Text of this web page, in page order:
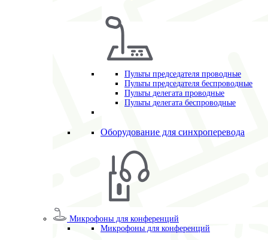
Пульты председателя проводные
Пульты председателя беспроводные
Пульты делегата проводные
Пульты делегата беспроводные
Оборудование для синхроперевода
Микрофоны для конференций
Микрофоны для конференций